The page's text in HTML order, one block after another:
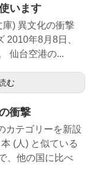
います
庫) 異文化の衝撃
2010年8月8日、
仙台空港の...
む
衝撃
カテゴリーを新設
(人) と似ている
、他の国に比べ